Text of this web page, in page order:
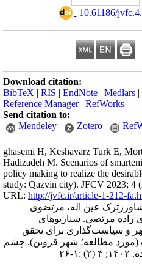
10.61186/
Download citation:
BibTeX | RIS | EndNote | Medlars |
Reference Manager| RefWorks
Send citation to:
Mendeley
Zotero
ghasemi H, Keshavarz Turk E,
Hadizadeh M. Scenarios of
policy making to realize the
study: Qazvin city). JFCV 2023; 4
URL: http://jvfc.ir/article-1-212-
عین اله، مرتضوی
زاده مرتضی. سناریوهای
و سیاست‌گذاری برای تحقق
مطالعه؛ شهر قزوین). چشم
۲۶